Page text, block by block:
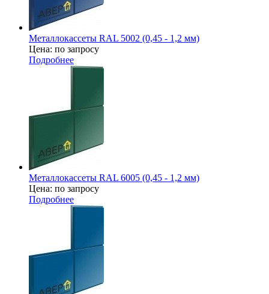
Металлокассеты RAL 5002 (0,45 - 1,2 мм)
Цена: по запросу
Подробнее
Металлокассеты RAL 6005 (0,45 - 1,2 мм)
Цена: по запросу
Подробнее